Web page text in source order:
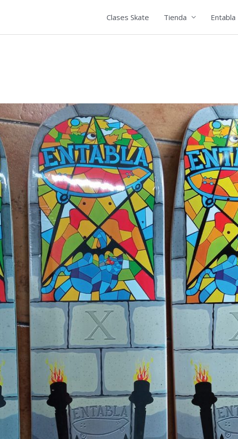
Clases Skate Tienda Entabla